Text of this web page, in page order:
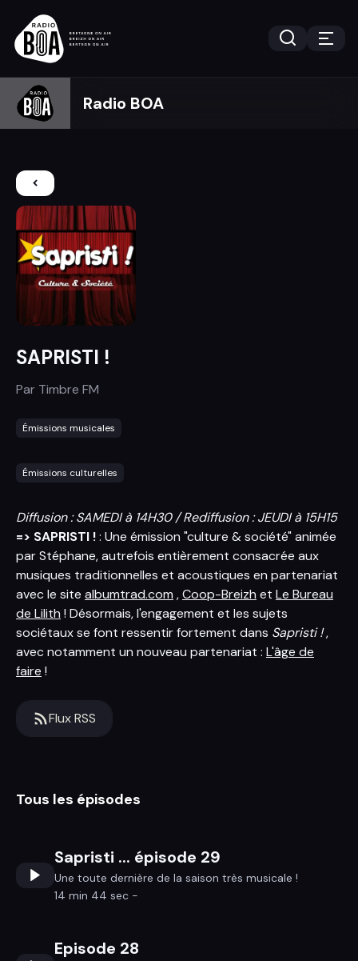
Radio BOA
SAPRISTI !
Par Timbre FM
Émissions musicales
Émissions culturelles
Diffusion : SAMEDI à 14H30 / Rediffusion : JEUDI à 15H15
=> SAPRISTI !: Une émission "culture & société" animée
par Stéphane, autrefois entièrement consacrée aux
musiques traditionnelles et acoustiques en partenariat
avec le site albumtrad.com ,Coop-Breizh et Le Bureau
de Lilith ! Désormais, l'engagement et les sujets
sociétaux se font ressentir fortement dans Sapristi !,
avec notamment un nouveau partenariat : L'âge de
faire !
Flux RSS
Tous les épisodes
Sapristi ... épisode 29
Une toute dernière de la saison très musicale !
14 min 44 sec -
Episode 28